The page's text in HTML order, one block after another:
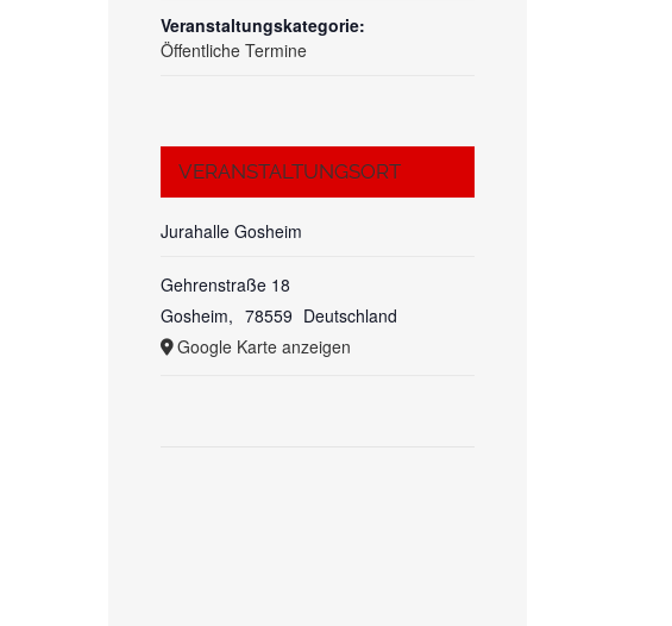
Veranstaltungskategorie:
Öffentliche Termine
VERANSTALTUNGSORT
Jurahalle Gosheim
Gehrenstraße 18
Gosheim, 78559 Deutschland
Google Karte anzeigen